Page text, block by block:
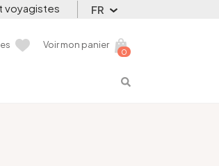
voyagistes FR
0
Voir mon panier